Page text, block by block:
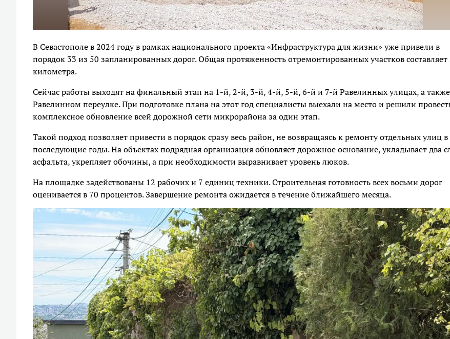
В Севастополе в 2024 году в рамках национального проекта «Инфраструктура для жизни» уже привели в
порядок 33 из 50 запланированных дорог. Общая протяженность отремонтированных участков составляет
километра.
Сейчас работы выходят на финальный этап на 1-й, 2-й, 3-й, 4-й, 5-й, 6-й и 7-й Равелинных улицах, а
Равелинном переулке. При подготовке плана на этот год специалисты выехали на место и решили
комплексное обновление всей дорожной сети микрорайона за один этап.
Такой подход позволяет привести в порядок сразу весь район, не возвращаясь к ремонту отдельных улиц в
последующие годы. На объектах подрядная организация обновляет дорожное основание, укладывает два
асфальта, укрепляет обочины, а при необходимости выравнивает уровень люков.
На площадке задействованы 12 рабочих и 7 единиц техники. Строительная готовность всех восьми дорог
оценивается в 70 процентов. Завершение ремонта ожидается в течение ближайшего месяца.